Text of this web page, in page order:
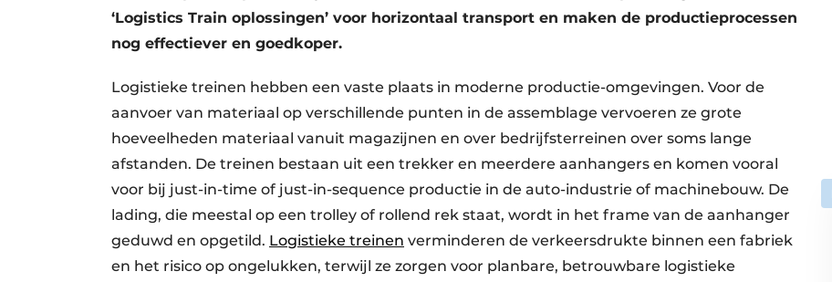
‘Logistics Train oplossingen’ voor horizontaal transport en maken de productieprocessen
nog effectiever en goedkoper.
Logistieke treinen hebben een vaste plaats in moderne productie-omgevingen. Voor de
aanvoer van materiaal op verschillende punten in de assemblage vervoeren ze grote
hoeveelheden materiaal vanuit magazijnen en over bedrijfsterreinen over soms lange
afstanden. De treinen bestaan uit een trekker en meerdere aanhangers en komen vooral
voor bij just-in-time of just-in-sequence productie in de auto-industrie of machinebouw. De
lading, die meestal op een trolley of rollend rek staat, wordt in het frame van de aanhanger
geduwd en opgetild. Logistieke treinen verminderen de verkeersdrukte binnen een fabriek
en het risico op ongelukken, terwijl ze zorgen voor planbare, betrouwbare logistieke